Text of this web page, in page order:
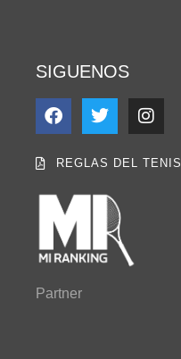
SIGUENOS
REGLAS DEL TENIS
Partner